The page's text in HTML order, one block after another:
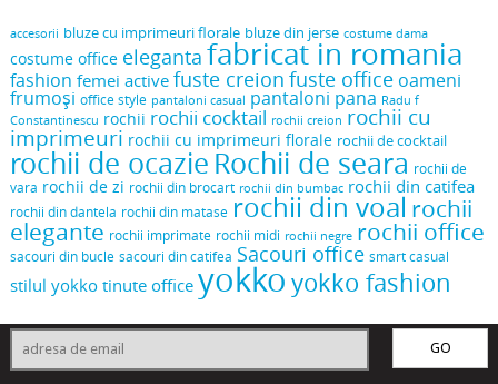
accesorii bluze cu imprimeuri florale bluze din jerse costume dama
costume office eleganta fabricat in romania
fashion femei active fuste creion fuste office oameni
frumoși office style pantaloni casual pantaloni pana Radu f
Constantinescu rochii rochii cocktail rochii creion rochii cu
imprimeuri rochii cu imprimeuri florale rochii de cocktail
rochii de ocazie Rochii de seara rochii de
vara rochii de zi rochii din brocart rochii din bumbac rochii din catifea
rochii din dantela rochii din matase rochii din voal rochii
elegante rochii imprimate rochii midi rochii negre rochii office
sacouri din bucle sacouri din catifea Sacouri office smart casual
stilul yokko tinute office yokko yokko fashion